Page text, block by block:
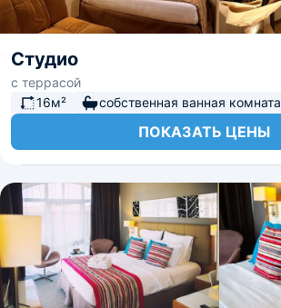
Студио
с террасой
16м²
собственная ванная комната
ПОКАЗАТЬ ЦЕНЫ